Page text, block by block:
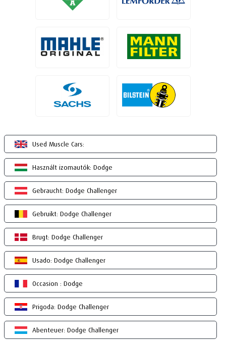
Used Muscle Cars:
Használt izomautók: Dodge
Gebraucht: Dodge Challenger
Gebruikt: Dodge Challenger
Brugt: Dodge Challenger
Usado: Dodge Challenger
Occasion : Dodge
Prigoda: Dodge Challenger
Abenteuer: Dodge Challenger